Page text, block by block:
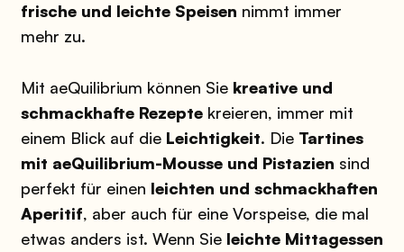
frische und leichte Speisen nimmt immer
mehr zu.
Mit aeQuilibrium können Sie kreative und
schmackhafte Rezeptekreieren, immer mit
einem Blick auf die Leichtigkeit. Die Tartines
mit aeQuilibrium-Mousse und Pistazien sind
perfekt für einen leichten und schmackhaften
Aperitif, aber auch für eine Vorspeise, die mal
etwas anders ist. Wenn Sie leichte Mittagessen